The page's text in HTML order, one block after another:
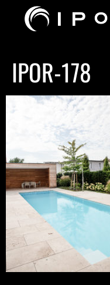
IPOR-178